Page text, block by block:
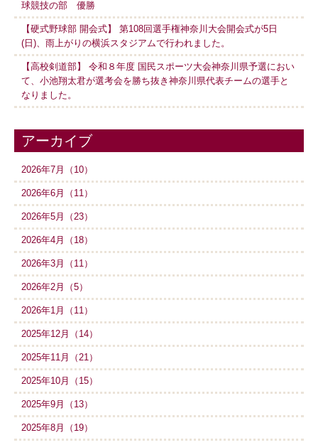
球競技の部 優勝
【硬式野球部 開会式】 第108回選手権神奈川大会開会式が5日
(日)、雨上がりの横浜スタジアムで行われました。
【高校剣道部】 令和８年度 国民スポーツ大会神奈川県予選におい
て、小池翔太君が選考会を勝ち抜き神奈川県代表チームの選手と
なりました。
アーカイブ
2026年7月（10）
2026年6月（11）
2026年5月（23）
2026年4月（18）
2026年3月（11）
2026年2月（5）
2026年1月（11）
2025年12月（14）
2025年11月（21）
2025年10月（15）
2025年9月（13）
2025年8月（19）